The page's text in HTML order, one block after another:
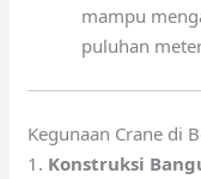
mampu
puluhan
Kegunaan Crane di
1. Konstruksi